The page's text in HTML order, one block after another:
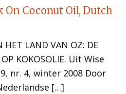
On Coconut Oil, Dutch
HET LAND VAN OZ: DE
KOKOSOLIE. Uit Wise
nr. 4, winter 2008 Door
[…]